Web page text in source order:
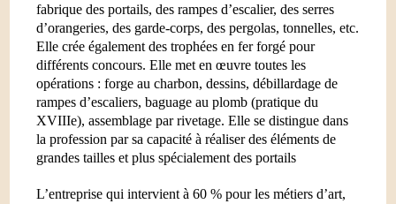
fabrique des portails, des rampes d’escalier, des serres
d’orangeries, des garde-corps, des pergolas, tonnelles, etc.
Elle crée également des trophées en fer forgé pour
différents concours. Elle met en œuvre toutes les
opérations : forge au charbon, dessins, débillardage de
rampes d’escaliers, baguage au plomb (pratique du
XVIIIe), assemblage par rivetage. Elle se distingue dans
la profession par sa capacité à réaliser des éléments de
grandes tailles et plus spécialement des portails
L’entreprise qui intervient à 60 % pour les métiers d’art,